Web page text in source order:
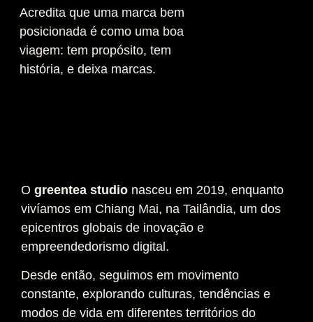
Acredita que uma marca bem
posicionada é como uma boa
viagem: tem propósito, tem
história, e deixa marcas.
O greentea studio nasceu em 2019, enquanto
vivíamos em Chiang Mai, na Tailândia, um dos
epicentros globais de inovação e
empreendedorismo digital.
Desde então, seguimos em movimento
constante, explorando culturas, tendências e
modos de vida em diferentes territórios do